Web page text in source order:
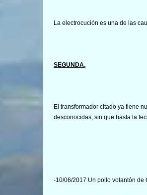
La electrocución es una de las
SEGUNDA.
El transformador citado ya tiene
desconocidas, sin que hasta la
-10/06/2017 Un pollo volantón de